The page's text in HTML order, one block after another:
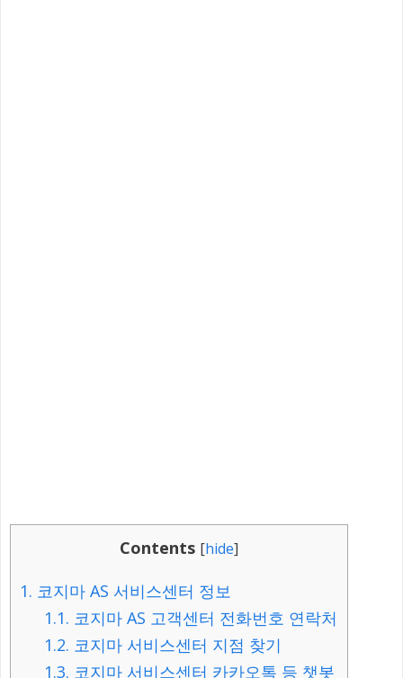
Contents [hide]
1. 코지마 AS 서비스센터 정보
1.1. 코지마 AS 고객센터 전화번호 연락처
1.2. 코지마 서비스센터 지점 찾기
1.3. 코지마 서비스센터 카카오톡 등 챗봇